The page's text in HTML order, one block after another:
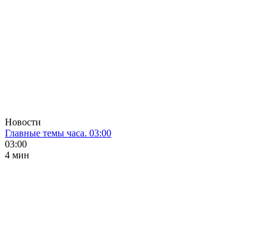
Новости
Главные темы часа. 03:00
03:00
4 мин